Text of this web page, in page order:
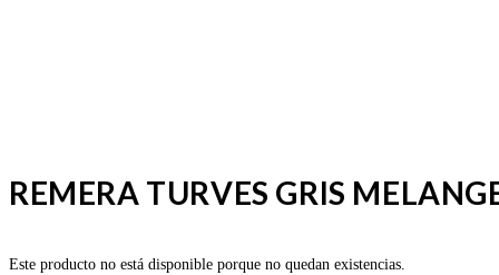
REMERA TURVES GRIS
Este producto no está disponible porque no quedan existencias.